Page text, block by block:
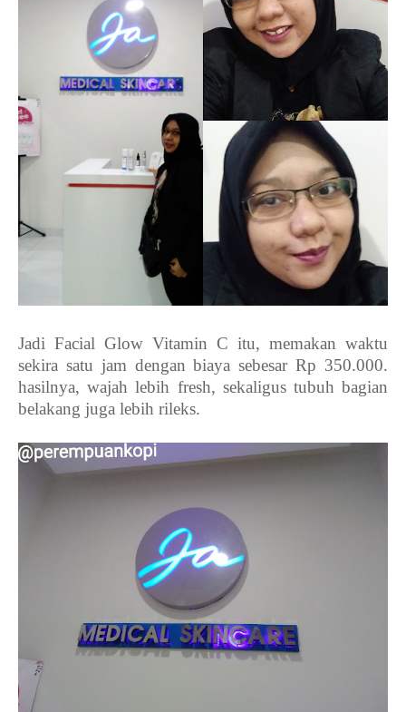
Jadi Facial Glow Vitamin C itu, memakan waktu
sekira satu jam dengan biaya sebesar Rp 350.000.
hasilnya, wajah lebih fresh, sekaligus tubuh bagian
belakang juga lebih rileks.